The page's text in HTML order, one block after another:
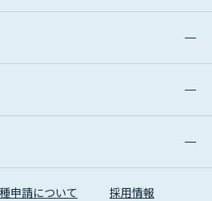
申請について 採用情報